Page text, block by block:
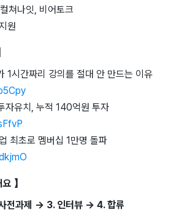
쳐나잇, 비어토크
원
1시간짜리 강의를 절대 안 만드는 이유
자유치, 누적 140억원 투자
최초로 멤버십 1만명 돌파
】
전과제 → 3. 인터뷰 → 4. 합류